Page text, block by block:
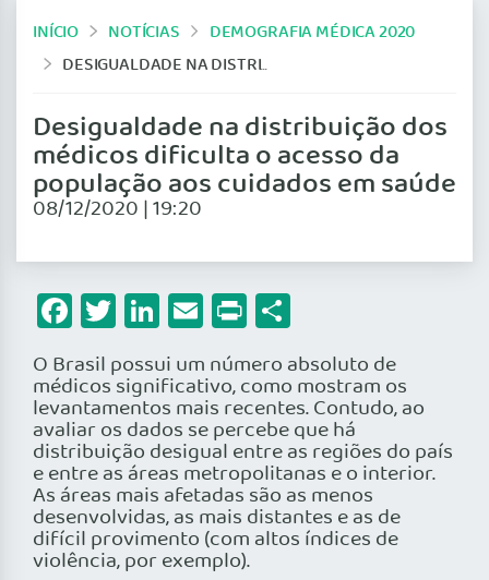
INÍCIO NOTÍCIAS
DEMOGRAFIA MÉDICA 2020
DESIGUALDADE NA DISTRIBUIÇÃO DOS MÉDICOS DIFICULTA O ACESSO DA POPULAÇÃO AOS CUIDADOS EM SAÚDE
Desigualdade na distribuição dos
médicos dificulta o acesso da
população aos cuidados em saúde
08/12/2020 | 19:20
Facebook
Twitter
LinkedIn
Email
Print
O Brasil possui um número absoluto de
médicos significativo, como mostram os
levantamentos mais recentes. Contudo, ao
avaliar os dados se percebe que há
distribuição desigual entre as regiões do país
e entre as áreas metropolitanas e o interior.
As áreas mais afetadas são as menos
desenvolvidas, as mais distantes e as de
difícil provimento (com altos índices de
violência, por exemplo).